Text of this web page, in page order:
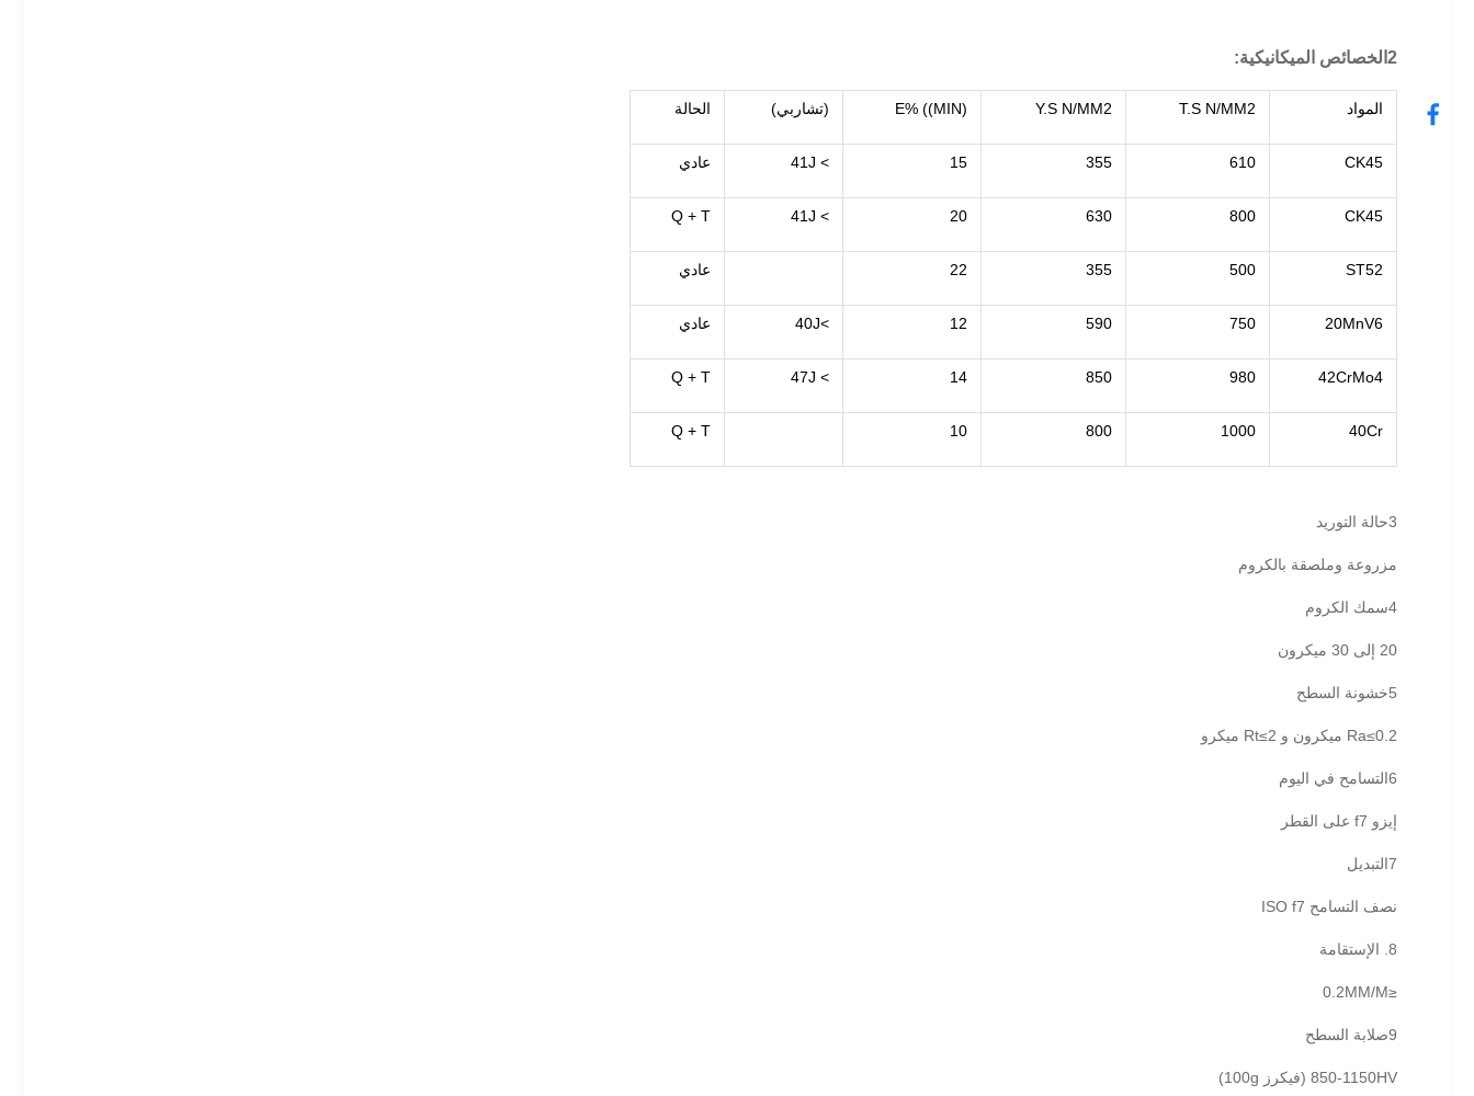
2الخصائص الميكانيكية:
المواد T.S N/MM2
Y.S N/MM2
E% ((MIN) (تشاربي) الحالة
CK45
610
355
15
> 41J عادي
CK45
800
630
20
> 41J
Q + T
ST52
500
355
22 عادي
20MnV6
750
590
12
>40J عادي
42CrMo4
980
850
14
> 47J
Q + T
40Cr
1000
800
10
Q + T
3حالة التوريد
مزروعة وملصقة بالكروم
4سمك الكروم
20 إلى 30 ميكرون
5خشونة السطح
Ra≤0.2 ميكرون و Rt≤2 ميكرو
6التسامح في اليوم
إيزو f7 على القطر
7التبديل
نصف التسامح ISO f7
8. الإستقامة
≤0.2MM/M
9صلابة السطح
850-1150HV (فيكرز 100g)